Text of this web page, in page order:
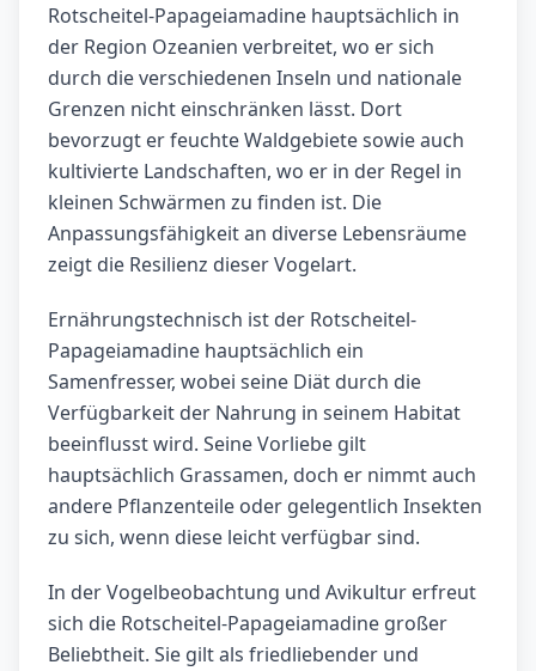
Rotscheitel-Papageiamadine hauptsächlich in
der Region Ozeanien verbreitet, wo er sich
durch die verschiedenen Inseln und nationale
Grenzen nicht einschränken lässt. Dort
bevorzugt er feuchte Waldgebiete sowie auch
kultivierte Landschaften, wo er in der Regel in
kleinen Schwärmen zu finden ist. Die
Anpassungsfähigkeit an diverse Lebensräume
zeigt die Resilienz dieser Vogelart.
Ernährungstechnisch ist der Rotscheitel-
Papageiamadine hauptsächlich ein
Samenfresser, wobei seine Diät durch die
Verfügbarkeit der Nahrung in seinem Habitat
beeinflusst wird. Seine Vorliebe gilt
hauptsächlich Grassamen, doch er nimmt auch
andere Pflanzenteile oder gelegentlich Insekten
zu sich, wenn diese leicht verfügbar sind.
In der Vogelbeobachtung und Avikultur erfreut
sich die Rotscheitel-Papageiamadine großer
Beliebtheit. Sie gilt als friedliebender und